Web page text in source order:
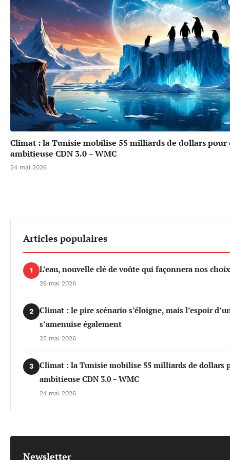
Climat : la Tunisie mobilise 55 milliards de dollars pour
ambitieuse CDN 3.0 – WMC
24 mai 2026
Articles populaires
1 L’eau, nouvelle clé de voûte qui façonnera nos
26 mai 2026
2
Climat : le pire scénario s’éloigne, mais l’espoir
s’amenuise également
25 mai 2026
3
Climat : la Tunisie mobilise 55 milliards de dollars
ambitieuse CDN 3.0 – WMC
24 mai 2026
Newsletter